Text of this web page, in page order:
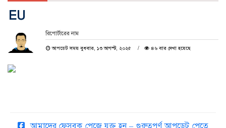
EU
রিপোর্টারের নাম
আপডেট সময় বুধবার, ১৩ আগস্ট, ২০২৫ ৪৬ বার দেখা হয়েছে